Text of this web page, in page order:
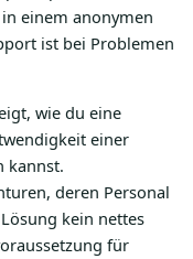
einem anonymen
ist bei Problemen
wie du eine
einer
kannst.
deren Personal
kein nettes
für